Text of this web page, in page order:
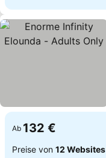
Ab 132 €
Preise von 12 Websites